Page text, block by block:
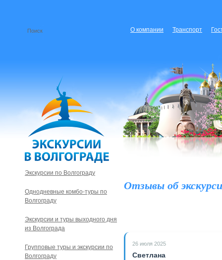
О компании Транспорт
Отзывы об
26 июля 2025
Светлана
Экскурсии по Волгограду
Однодневные комбо-туры по
Волгограду
Экскурсии и туры выходного дня
из Волгограда
Групповые туры и экскурсии по
Волгограду